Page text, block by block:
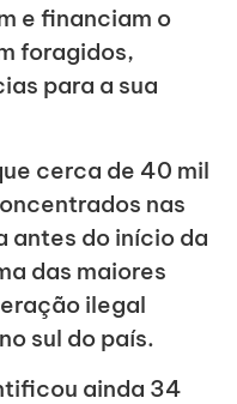
e financiam o
foragidos,
para a sua
cerca de 40 mil
nas
antes do início da
das maiores
ilegal
sul do país.
ainda 34